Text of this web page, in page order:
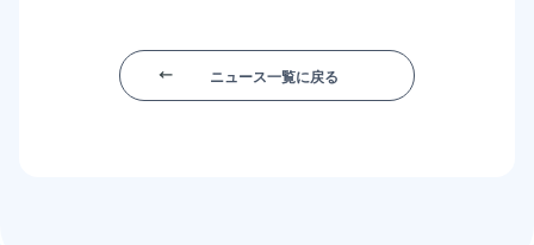
ニュース一覧に戻る